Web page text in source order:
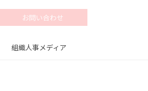
お問い合わせ
組織人事メディア